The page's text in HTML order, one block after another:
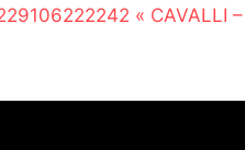
« CAVALLI –